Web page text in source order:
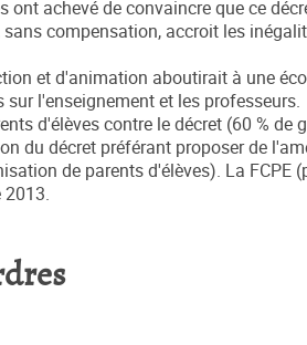
achevé de convaincre que ce
compensation, accroit les
et d'animation aboutirait à une
l'enseignement et les professeurs.
d'élèves contre le décret (60 % de
décret préférant proposer de
de parents d'élèves). La FCPE
2013.